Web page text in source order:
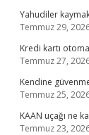
Yahudiler
Temmuz 29,
Kredi kartı
Temmuz 27,
Kendine
Temmuz 25,
KAAN uçağı ne
Temmuz 23,